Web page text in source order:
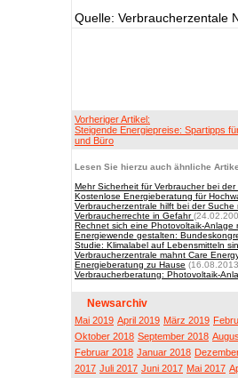
Quelle: Verbraucherzentale
Vorheriger Artikel:
Steigende Energiepreise: Spartipps
und Büro
Lesen Sie hierzu auch ähnliche
Mehr Sicherheit für Verbraucher bei
Kostenlose Energieberatung für
Verbraucherzentrale hilft bei der
Verbraucherrechte in Gefahr
Rechnet sich eine Photovoltaik-Anlage
Energiewende gestalten:
Studie: Klimalabel auf Lebensmitteln
Verbraucherzentrale mahnt Care
Energieberatung zu Hause
Verbraucherberatung: Photovoltaik-
Newsarchiv
Mai 2019 April 2019 März 2019
Oktober 2018 September 2018
Februar 2018 Januar 2018
2017 Juli 2017 Juni 2017 Mai 2017